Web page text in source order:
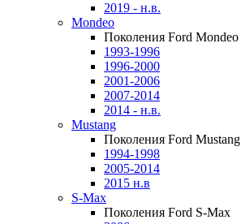
2019 - н.в.
Mondeo
Поколения Ford Mondeo
1993-1996
1996-2000
2001-2006
2007-2014
2014 - н.в.
Mustang
Поколения Ford Mustang
1994-1998
2005-2014
2015 н.в
S-Max
Поколения Ford S-Max